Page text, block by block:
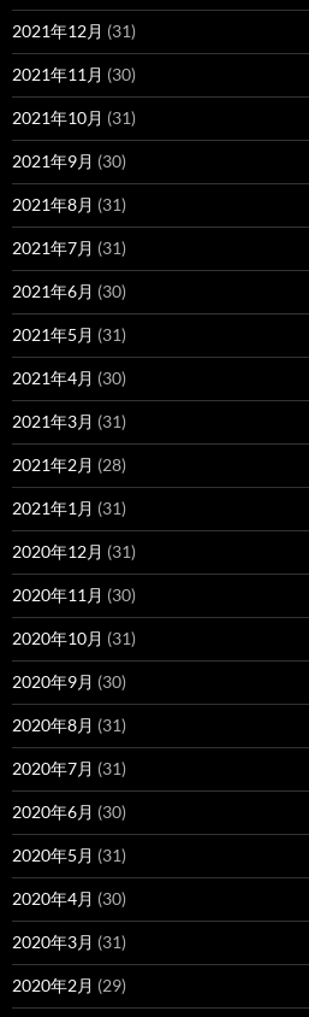
2021年12月 (31)
2021年11月 (30)
2021年10月 (31)
2021年9月 (30)
2021年8月 (31)
2021年7月 (31)
2021年6月 (30)
2021年5月 (31)
2021年4月 (30)
2021年3月 (31)
2021年2月 (28)
2021年1月 (31)
2020年12月 (31)
2020年11月 (30)
2020年10月 (31)
2020年9月 (30)
2020年8月 (31)
2020年7月 (31)
2020年6月 (30)
2020年5月 (31)
2020年4月 (30)
2020年3月 (31)
2020年2月 (29)